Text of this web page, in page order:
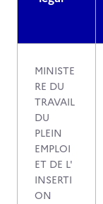
MINISTE
RE DU
TRAVAIL
DU
PLEIN
EMPLOI
ET DE L'
INSERTI
ON